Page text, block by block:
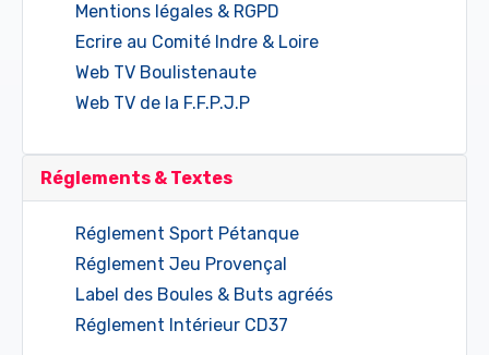
Mentions légales & RGPD
Ecrire au Comité Indre & Loire
Web TV Boulistenaute
Web TV de la F.F.P.J.P
Réglements & Textes
Réglement Sport Pétanque
Réglement Jeu Provençal
Label des Boules & Buts agréés
Réglement Intérieur CD37